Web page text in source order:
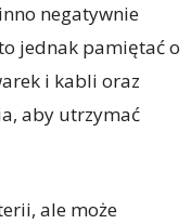
negatywnie
jednak pamiętać o
i kabli oraz
aby utrzymać
ale może